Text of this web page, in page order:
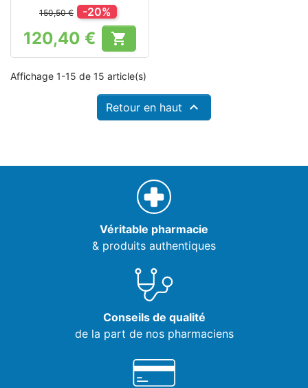
150,50 € -20%
Prix
120,40 € 
Affichage 1-15 de 15 article(s)
Retour en haut 
Véritable pharmacie
& produits authentiques
Conseils de qualité
de la part de nos pharmaciens